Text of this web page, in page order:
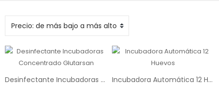
Desinfectante Incubadoras Concentrado Glutarsan Incubadora Automática 12 Huevos